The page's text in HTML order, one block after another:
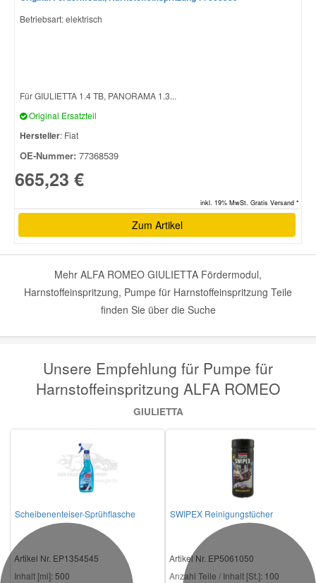
Betriebsart: elektrisch
Für GIULIETTA 1.4 TB, PANORAMA 1.3...
Original Ersatzteil
Hersteller: Fiat
OE-Nummer: 77368539
665,23 €
inkl. 19% MwSt. Gratis Versand *
Zum Artikel
Mehr ALFA ROMEO GIULIETTA Fördermodul,
Harnstoffeinspritzung, Pumpe für Harnstoffeinspritzung Teile
finden Sie über die Suche
Unsere Empfehlung für Pumpe für
Harnstoffeinspritzung ALFA ROMEO
GIULIETTA
Scheibenenteiser-Sprühflasche
Artikel Nr. EP1354545
Inhalt [ml]: 500
SWIPEX Reinigungstücher
Artikel Nr. EP5061050
Anzahl Teile / Inhalt [St.]: 100